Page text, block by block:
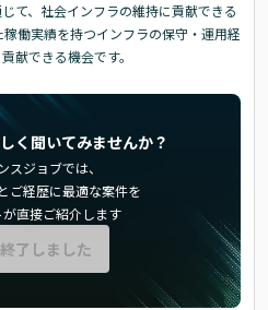
て、社会インフラの維持に貢献できる
働実績を持つインフラの保守・運用経
献できる機会です。
く聞いてみませんか？
スジョブでは、
ご経歴に最適な案件を
直接ご紹介します
了しました